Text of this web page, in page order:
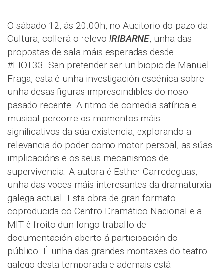
O sábado 12, ás 20.00h, no Auditorio do pazo da
Cultura, collerá o relevo IRIBARNE, unha das
propostas de sala máis esperadas desde
#FIOT33. Sen pretender ser un biopic de Manuel
Fraga, esta é unha investigación escénica sobre
unha desas figuras imprescindibles do noso
pasado recente. A ritmo de comedia satírica e
musical percorre os momentos máis
significativos da súa existencia, explorando a
relevancia do poder como motor persoal, as súas
implicacións e os seus mecanismos de
supervivencia. A autora é Esther Carrodeguas,
unha das voces máis interesantes da dramaturxia
galega actual. Esta obra de gran formato
coproducida co Centro Dramático Nacional e a
MIT é froito dun longo traballo de
documentación aberto á participación do
público. É unha das grandes montaxes do teatro
galego desta temporada e ademais está